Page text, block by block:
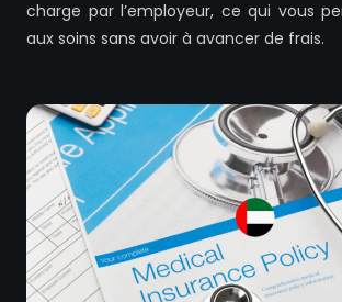
charge par l’employeur, ce qui vous
aux soins sans avoir à avancer de frais.